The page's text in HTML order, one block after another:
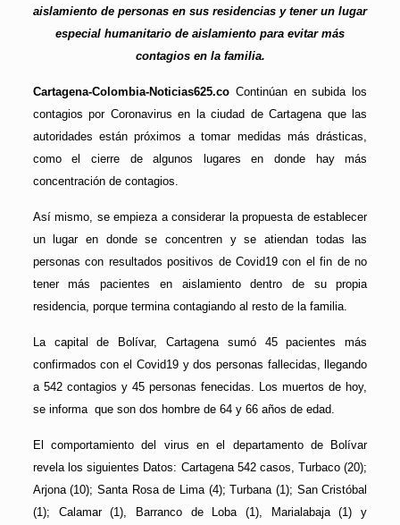
aislamiento de personas en sus residencias y tener un lugar
especial humanitario de aislamiento para evitar más
contagios en la familia.
Cartagena-Colombia-Noticias625.co Continúan en subida los
contagios por Coronavirus en la ciudad de Cartagena que las
autoridades están próximos a tomar medidas más drásticas,
como el cierre de algunos lugares en donde hay más
concentración de contagios.
Así mismo, se empieza a considerar la propuesta de establecer
un lugar en donde se concentren y se atiendan todas las
personas con resultados positivos de Covid19 con el fin de no
tener más pacientes en aislamiento dentro de su propia
residencia, porque termina contagiando al resto de la familia.
La capital de Bolívar, Cartagena sumó 45 pacientes más
confirmados con el Covid19 y dos personas fallecidas, llegando
a 542 contagios y 45 personas fenecidas. Los muertos de hoy,
se informa que son dos hombre de 64 y 66 años de edad.
El comportamiento del virus en el departamento de Bolívar
revela los siguientes Datos: Cartagena 542 casos, Turbaco (20);
Arjona (10); Santa Rosa de Lima (4); Turbana (1); San Cristóbal
(1); Calamar (1), Barranco de Loba (1), Marialabaja (1) y